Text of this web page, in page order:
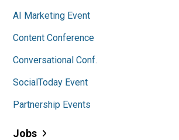
AI Marketing Event
Content Conference
Conversational Conf.
SocialToday Event
Partnership Events
Jobs